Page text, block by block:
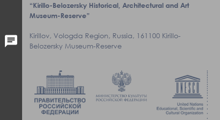
“Kirillo-Belozersky Historical, Architectural and Art
Museum-Reserve”
Kirillov, Vologda Region, Russia, 161100 Kirillo-
Belozersky Museum-Reserve